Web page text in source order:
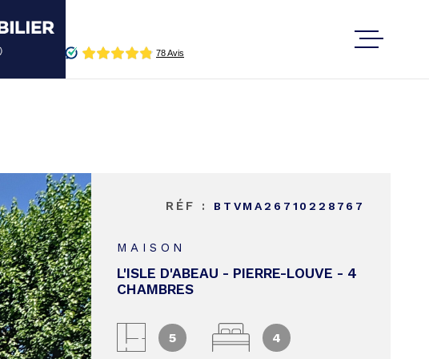
LOUER
GESTION
FILTRER
RÉINITIALISER LES FILTRES
RÉF : BTVMA26710228767
MAISON
L'ISLE D'ABEAU - PIERRE-LOUVE - 4
CHAMBRES
5 4